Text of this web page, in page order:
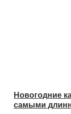
Новогодние
самыми